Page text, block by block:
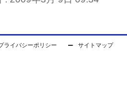
ライバシーポリシー サイトマップ